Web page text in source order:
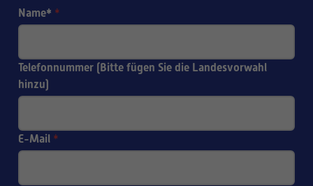
Name* *
Telefonnummer (Bitte fügen Sie die Landesvorwahl
hinzu)
E-Mail *